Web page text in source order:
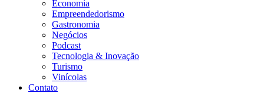
Economia
Empreendedorismo
Gastronomia
Negócios
Podcast
Tecnologia & Inovação
Turismo
Vinícolas
Contato